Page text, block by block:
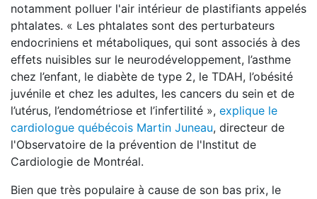
notamment polluer l'air intérieur de plastifiants appelés
phtalates. « Les phtalates sont des perturbateurs
endocriniens et métaboliques, qui sont associés à des
effets nuisibles sur le neurodéveloppement, l’asthme
chez l’enfant, le diabète de type 2, le TDAH, l’obésité
juvénile et chez les adultes, les cancers du sein et de
l’utérus, l’endométriose et l’infertilité », explique le
cardiologue québécois Martin Juneau, directeur de
l'Observatoire de la prévention de l'Institut de
Cardiologie de Montréal.
Bien que très populaire à cause de son bas prix, le